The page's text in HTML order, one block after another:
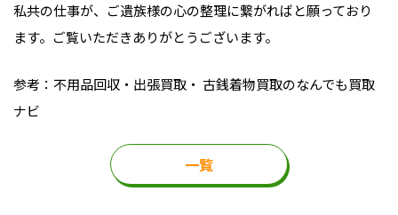
私共の仕事が、ご遺族様の心の整理に繋がればと願っており
ます。ご覧いただきありがとうございます。
参考： 不用品回収・出張買取・ 古銭着物買取のなんでも買取
ナビ
一覧